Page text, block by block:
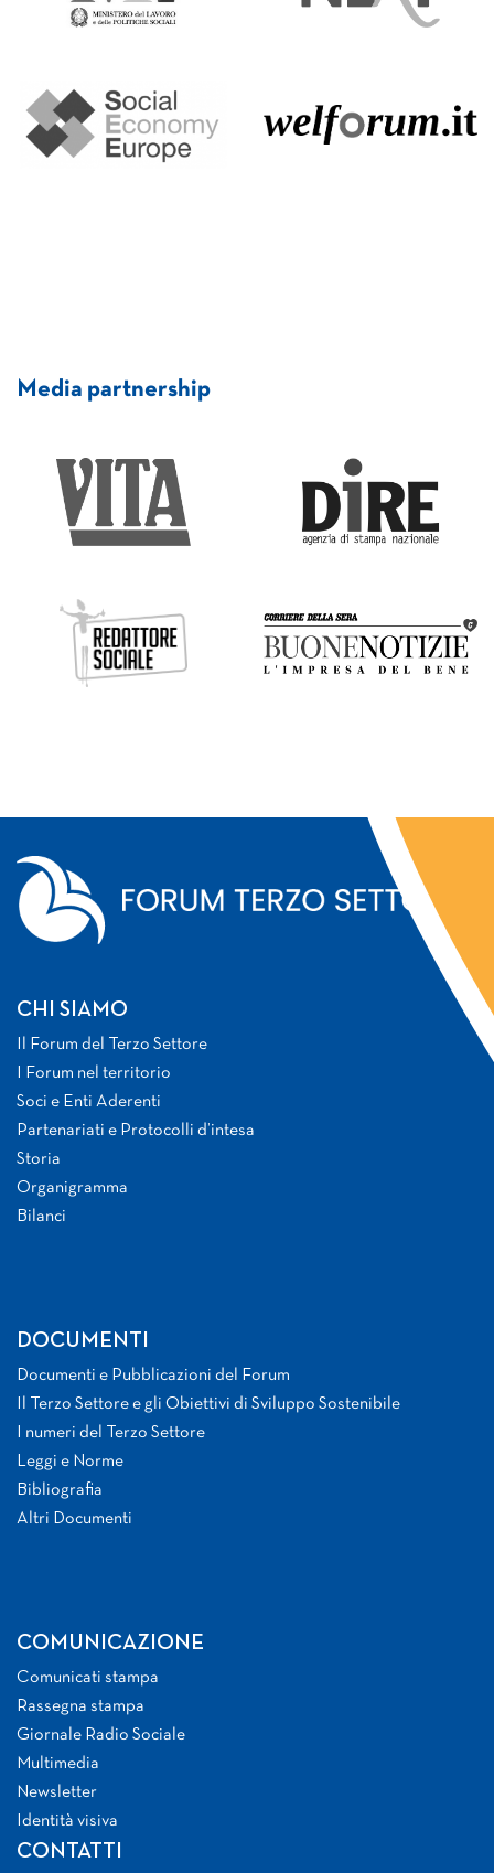
Media partnership
CHI SIAMO
Il Forum del Terzo Settore
I Forum nel territorio
Soci e Enti Aderenti
Partenariati e Protocolli d’intesa
Storia
Organigramma
Bilanci
DOCUMENTI
Documenti e Pubblicazioni del Forum
Il Terzo Settore e gli Obiettivi di Sviluppo Sostenibile
I numeri del Terzo Settore
Leggi e Norme
Bibliografia
Altri Documenti
COMUNICAZIONE
Comunicati stampa
Rassegna stampa
Giornale Radio Sociale
Multimedia
Newsletter
Identità visiva
CONTATTI